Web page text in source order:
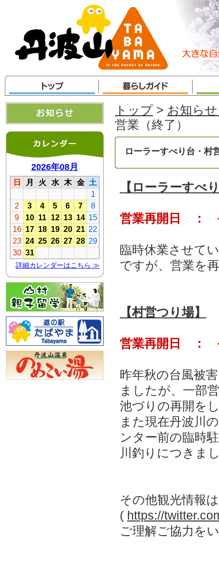
ャ
ン
プ
トップ > お知ら
営業（終了）
ローラーすべり台・村
【ローラーすべ
営業再開日 ：
臨時休業させて
ですが、営業を
【村営つり場】
営業再開日 ：
昨年秋の台風被
ましたが、一部
池づりの再開を
また現在丹波川
ンター前の臨時
川釣りにつきま
その他観光情報
( https://
ご理解ご協力を